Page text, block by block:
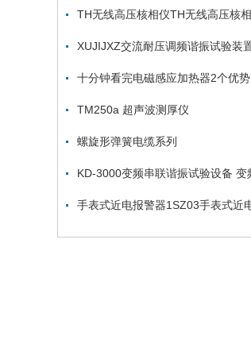
十分钟看完电磁感应加热器2个优势
TM250a 超声波测厚仪
螺旋形弹簧电缆系列